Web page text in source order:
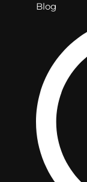
Blog